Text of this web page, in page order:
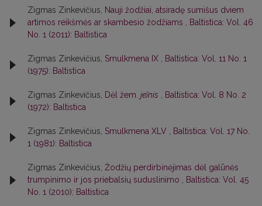
Zigmas Zinkevičius,
Nauji žodžiai, atsiradę sumišus dviem
artimos reikšmės ar skambesio žodžiams
Baltistica: Vol. 46
No. 1 (2011): Baltistica
Zigmas Zinkevičius, Smulkmena IX
Baltistica: Vol. 11 No. 1
(1975): Baltistica
Zigmas Zinkevičius, Dėl žem. jeĩnis
Baltistica: Vol. 8 No. 2
(1972): Baltistica
Zigmas Zinkevičius, Smulkmena XLV
Baltistica: Vol. 17 No.
1 (1981): Baltistica
Zigmas Zinkevičius, Žodžių perdirbinėjimas dėl galūnės
trumpinimo ir jos priebalsių suduslinimo
Baltistica: Vol. 45
No. 1 (2010): Baltistica